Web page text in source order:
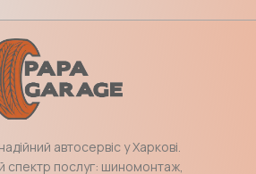
автосервіс у Харкові.
спектр послуг: шиномонтаж,